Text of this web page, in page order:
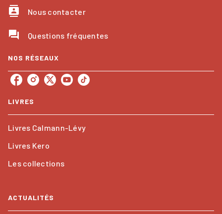
contacts Nous contacter
question_answer Questions fréquentes
NOS RÉSEAUX
LIVRES
Livres Calmann-Lévy
Livres Kero
Les collections
ACTUALITÉS